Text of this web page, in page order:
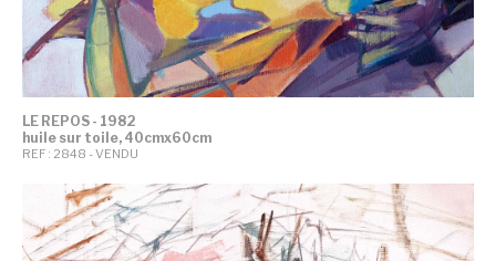
LE REPOS - 1982
huile sur toile, 40cmx60cm
REF : 2848 - VENDU